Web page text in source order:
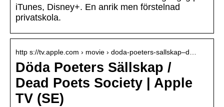
iTunes, Disney+. En anrik men förstelnad
privatskola.
http s://tv.apple.com › movie › doda-poeters-sallskap–d…
Döda Poeters Sällskap /
Dead Poets Society | Apple
TV (SE)